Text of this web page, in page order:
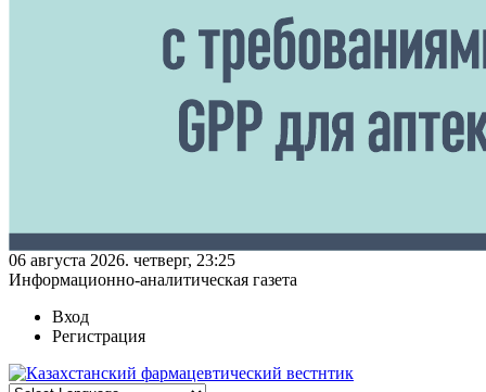
06 августа 2026. четверг, 23:25
Информационно-аналитическая газета
Вход
Регистрация